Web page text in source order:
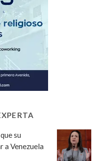
su
a Venezuela